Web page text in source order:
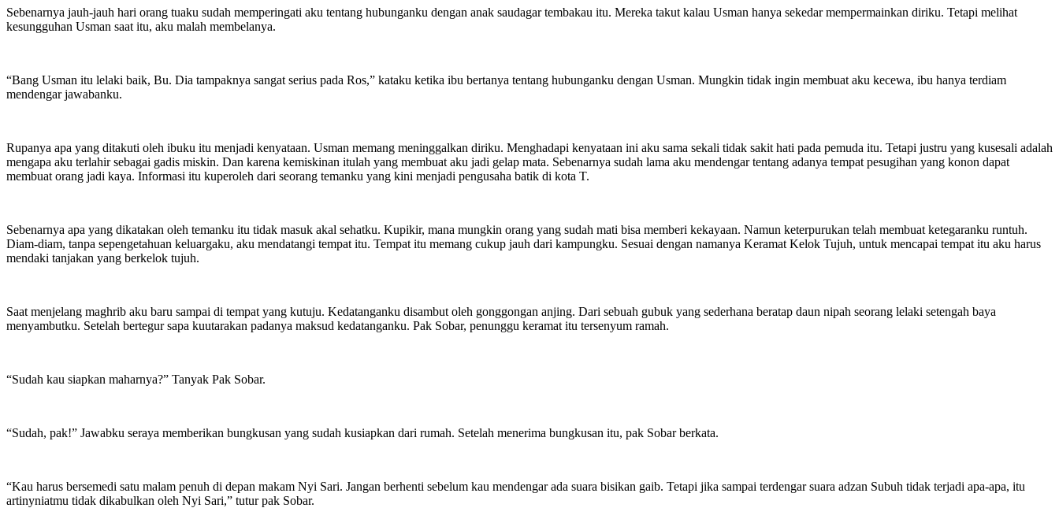
Sebenarnya jauh-jauh hari orang tuaku sudah memperingati aku tentang hubunganku dengan anak saudagar tembakau itu. Mereka takut kalau Usman hanya sekedar mempermainkan diriku. Tetapi melihat
kesungguhan Usman saat itu, aku malah membelanya.
“Bang Usman itu lelaki baik, Bu. Dia tampaknya sangat serius pada Ros,” kataku ketika ibu bertanya tentang hubunganku dengan Usman. Mungkin tidak ingin membuat aku kecewa, ibu hanya terdiam
mendengar jawabanku.
Rupanya apa yang ditakuti oleh ibuku itu menjadi kenyataan. Usman memang meninggalkan diriku. Menghadapi kenyataan ini aku sama sekali tidak sakit hati pada pemuda itu. Tetapi justru yang kusesali adalah
mengapa aku terlahir sebagai gadis miskin. Dan karena kemiskinan itulah yang membuat aku jadi gelap mata. Sebenarnya sudah lama aku mendengar tentang adanya tempat pesugihan yang konon dapat
membuat orang jadi kaya. Informasi itu kuperoleh dari seorang temanku yang kini menjadi pengusaha batik di kota T.
Sebenarnya apa yang dikatakan oleh temanku itu tidak masuk akal sehatku. Kupikir, mana mungkin orang yang sudah mati bisa memberi kekayaan. Namun keterpurukan telah membuat ketegaranku runtuh.
Diam-diam, tanpa sepengetahuan keluargaku, aku mendatangi tempat itu. Tempat itu memang cukup jauh dari kampungku. Sesuai dengan namanya Keramat Kelok Tujuh, untuk mencapai tempat itu aku harus
mendaki tanjakan yang berkelok tujuh.
Saat menjelang maghrib aku baru sampai di tempat yang kutuju. Kedatanganku disambut oleh gonggongan anjing. Dari sebuah gubuk yang sederhana beratap daun nipah seorang lelaki setengah baya
menyambutku. Setelah bertegur sapa kuutarakan padanya maksud kedatanganku. Pak Sobar, penunggu keramat itu tersenyum ramah.
“Sudah kau siapkan maharnya?” Tanyak Pak Sobar.
“Sudah, pak!” Jawabku seraya memberikan bungkusan yang sudah kusiapkan dari rumah. Setelah menerima bungkusan itu, pak Sobar berkata.
“Kau harus bersemedi satu malam penuh di depan makam Nyi Sari. Jangan berhenti sebelum kau mendengar ada suara bisikan gaib. Tetapi jika sampai terdengar suara adzan Subuh tidak terjadi apa-apa, itu
artinyniatmu tidak dikabulkan oleh Nyi Sari,” tutur pak Sobar.